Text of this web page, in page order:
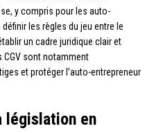
y compris pour les auto-
les règles du jeu entre le
un cadre juridique clair et
CGV sont notamment
et protéger l’auto-entrepreneur
législation en